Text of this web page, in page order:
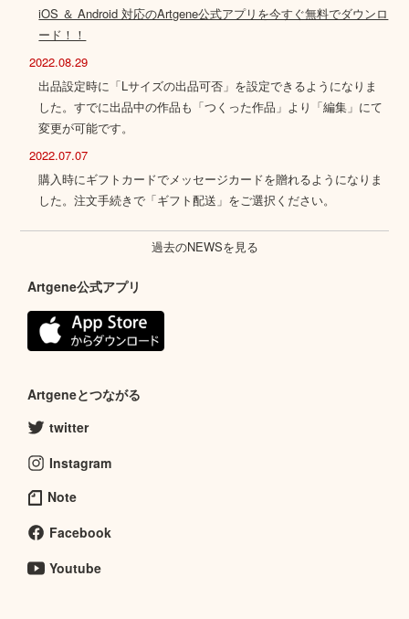
iOS ＆ Android 対応のArtgene公式アプリを今すぐ無料でダウンロ
ード！！
2022.08.29
出品設定時に「Lサイズの出品可否」を設定できるようになりま
した。すでに出品中の作品も「つくった作品」より「編集」にて
変更が可能です。
2022.07.07
購入時にギフトカードでメッセージカードを贈れるようになりま
した。注文手続きで「ギフト配送」をご選択ください。
過去のNEWSを見る
Artgene公式アプリ
Artgeneとつながる
twitter
Instagram
Note
Facebook
Youtube